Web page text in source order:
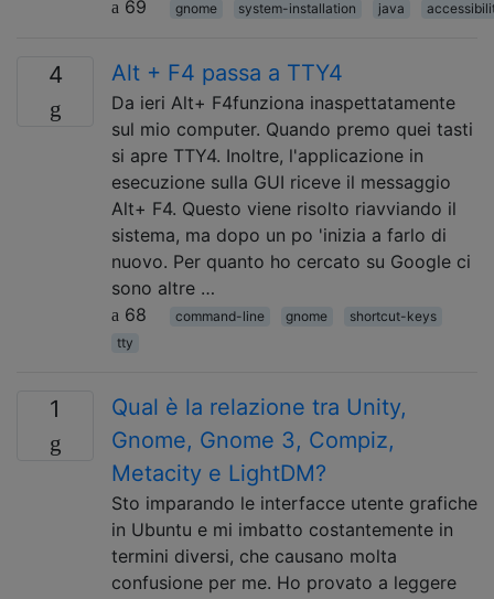
69
gnome system-installation java
4 Alt + F4 passa a TTY4
Da ieri Alt+ F4funziona inaspettatamente
sul mio computer. Quando premo quei tasti
si apre TTY4. Inoltre, l'applicazione in
esecuzione sulla GUI riceve il messaggio
Alt+ F4. Questo viene risolto riavviando il
sistema, ma dopo un po 'inizia a farlo di
nuovo. Per quanto ho cercato su Google ci
sono altre …
68
command-line gnome
shortcut-keys
tty
1
Qual è la relazione tra Unity,
Gnome, Gnome 3, Compiz,
Metacity e LightDM?
Sto imparando le interfacce utente grafiche
in Ubuntu e mi imbatto costantemente in
termini diversi, che causano molta
confusione per me. Ho provato a leggere